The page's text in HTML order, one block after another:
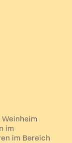
im
im Bereich